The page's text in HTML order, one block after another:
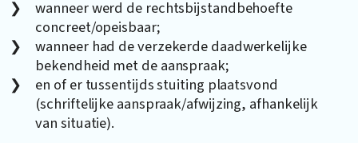
wanneer werd de rechtsbijstandbehoefte
concreet/opeisbaar;
wanneer had de verzekerde daadwerkelijke
bekendheid met de aanspraak;
en of er tussentijds stuiting plaatsvond
(schriftelijke aanspraak/afwijzing, afhankelijk
van situatie).